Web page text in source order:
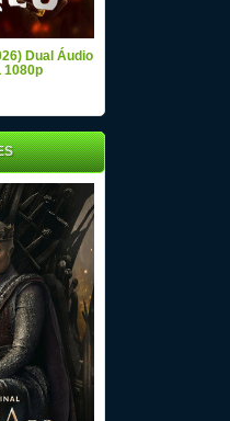
Dual Áudio
1080p